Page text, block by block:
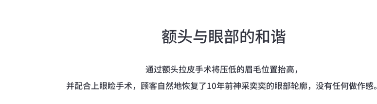
额头与眼部的和谐
通过额头拉皮手术将压低的眉毛位置抬高，
并配合上眼睑手术，顾客自然地恢复了10年前神采奕奕的眼部轮廓，没有任何做作感。